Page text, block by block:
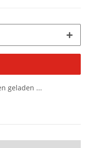
geladen ...